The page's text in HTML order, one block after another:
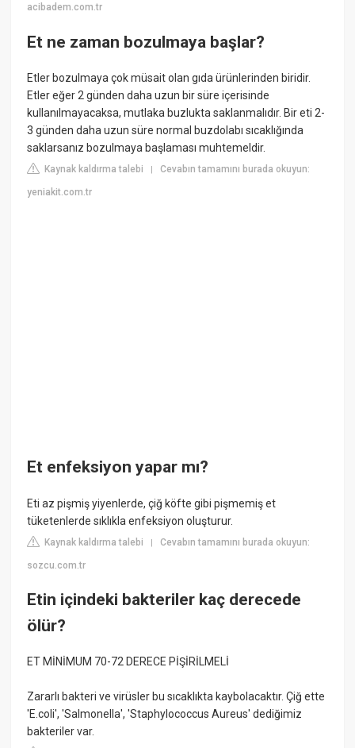
acibadem.com.tr
Et ne zaman bozulmaya başlar?
Etler bozulmaya çok müsait olan gıda ürünlerinden biridir.
Etler eğer 2 günden daha uzun bir süre içerisinde
kullanılmayacaksa, mutlaka buzlukta saklanmalıdır. Bir eti 2-
3 günden daha uzun süre normal buzdolabı sıcaklığında
saklarsanız bozulmaya başlaması muhtemeldir.
Kaynak kaldırma talebi |Cevabın tamamını burada okuyun:
yeniakit.com.tr
Et enfeksiyon yapar mı?
Eti az pişmiş yiyenlerde, çiğ köfte gibi pişmemiş et
tüketenlerde sıklıkla enfeksiyon oluşturur.
Kaynak kaldırma talebi |Cevabın tamamını burada okuyun:
sozcu.com.tr
Etin içindeki bakteriler kaç derecede
ölür?
ET MİNİMUM 70-72 DERECE PİŞİRİLMELİ
Zararlı bakteri ve virüsler bu sıcaklıkta kaybolacaktır. Çiğ ette
'E.coli', 'Salmonella', 'Staphylococcus Aureus' dediğimiz
bakteriler var.